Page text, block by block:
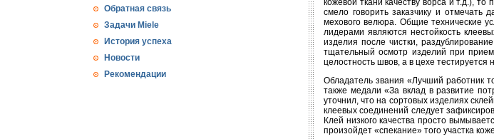
Обратная связь
Задачи Miele
История успеха
Новости
Рекомендации
кожевой ткани качеству ворса и т.д.),
смело говорить заказчику и
мехового велюра. Общие технические
лидерами являются нестойкость
изделия после чистки,
тщательный осмотр изделий при
целостность швов, а в цехе тестируется
Обладатель звания «Лучший работник
также медали «За вклад в развитие
уточнил, что на сортовых изделиях
клеевых соединений следует
Клей низкого качества просто
произойдет «спекание» того участка